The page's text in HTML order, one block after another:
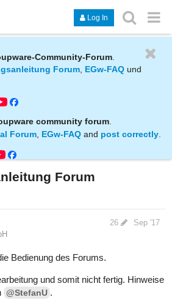
Log In
Community-Forum
Forum, EGw-FAQ und
community forum.
Forum EGw-FAQ and post correctly
Forum
Sep '17
26
Bedienung des Forums.
und somit nicht fertig. Hinweise
@StefanU .